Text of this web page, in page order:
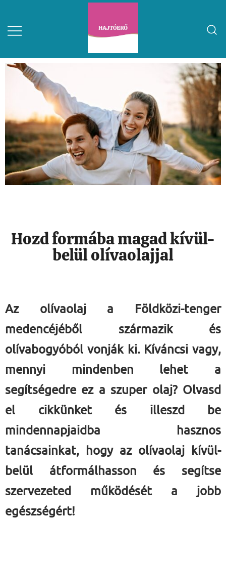
Hozd formába magad kívül-
belül olívaolajjal
Az olívaolaj a Földközi-tenger
medencéjéből származik és
olívabogyóból vonják ki. Kíváncsi vagy,
mennyi mindenben lehet a
segítségedre ez a szuper olaj? Olvasd
el cikkünket és illeszd be
mindennapjaidba hasznos
tanácsainkat, hogy az olívaolaj kívül-
belül átformálhasson és segítse
szervezeted működését a jobb
egészségért!